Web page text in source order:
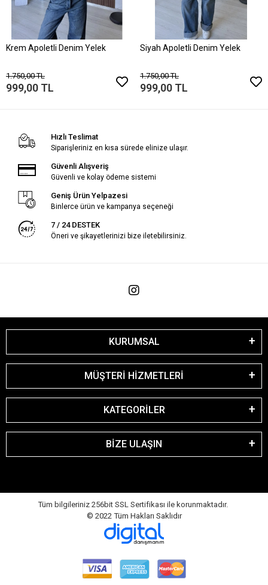
Krem Apoletli Denim Yelek
1.750,00 TL
999,00 TL
Siyah Apoletli Denim Yelek
1.750,00 TL
999,00 TL
Hızlı Teslimat
Siparişleriniz en kısa sürede elinize ulaşır.
Güvenli Alışveriş
Güvenli ve kolay ödeme sistemi
Geniş Ürün Yelpazesi
Binlerce ürün ve kampanya seçeneği
7 / 24 DESTEK
Öneri ve şikayetlerinizi bize iletebilirsiniz.
KURUMSAL
MÜŞTERİ HİZMETLERİ
KATEGORİLER
BİZE ULAŞIN
Tüm bilgileriniz 256bit SSL Sertifikası ile korunmaktadır.
© 2022 Tüm Hakları Saklıdır